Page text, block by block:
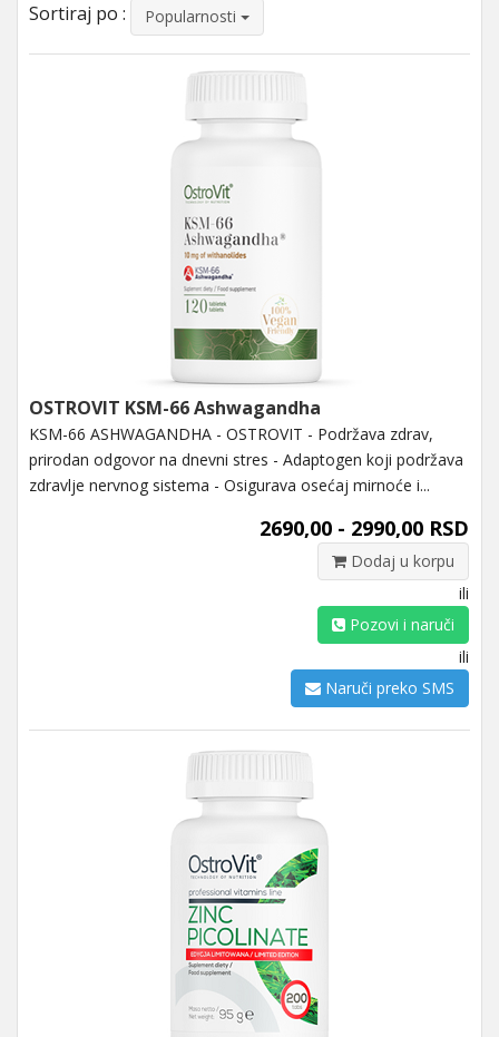
Sortiraj po : Popularnosti
OSTROVIT KSM-66 Ashwagandha
KSM-66 ASHWAGANDHA - OSTROVIT - Podržava zdrav,
prirodan odgovor na dnevni stres - Adaptogen koji podržava
zdravlje nervnog sistema - Osigurava osećaj mirnoće i...
2690,00 - 2990,00 RSD
Dodaj u korpu
ili
Pozovi i naruči
ili
Naruči preko SMS